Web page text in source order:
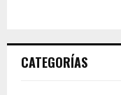
CATEGORÍAS